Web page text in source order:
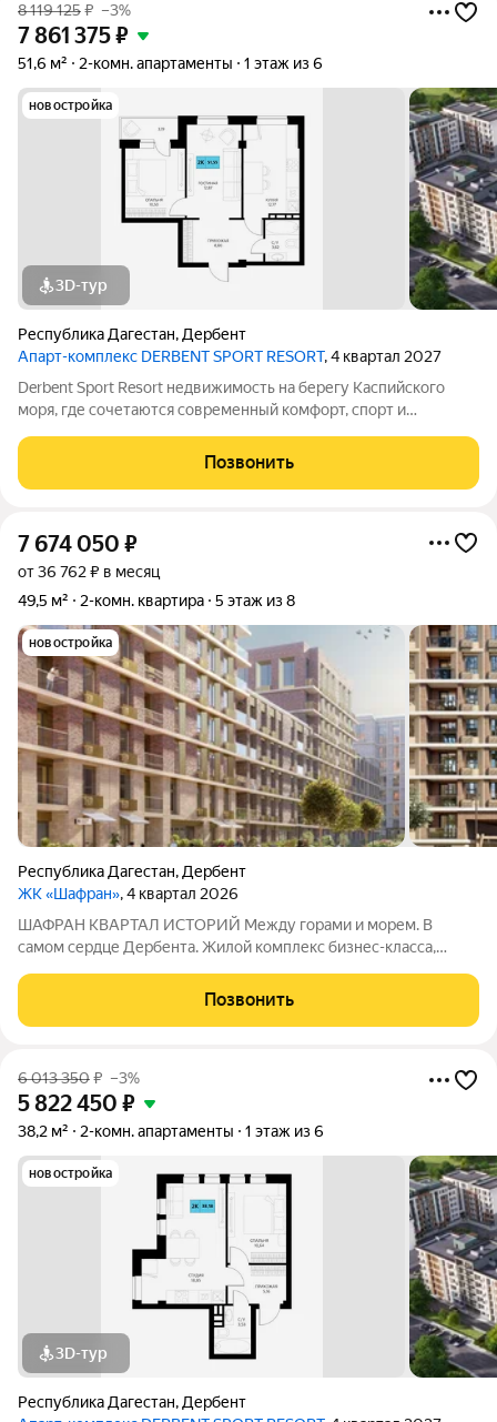
8 119 125₽ –3%
7 861 375₽
51,6 м² 2-комн. апартаменты 1 этаж из 6
новостройка
3D-тур
Республика Дагестан, Дербент
Апарт-комплекс DERBENT SPORT RESORT, 4 квартал 2027
Derbent Sport Resort недвижимость на берегу Каспийского
моря, где сочетаются современный комфорт, спорт и
учитывают все потребности современных
Позвонить
7 674 050 ₽
от 36 762 ₽ в месяц
49,5 м²
2-комн. квартира 5 этаж из 8
новостройка
Республика Дагестан, Дербент
ЖК «Шафран», 4 квартал 2026
ШАФРАН КВАРТАЛ ИСТОРИЙ Между горами и морем. В
самом сердце Дербента. Жилой комплекс бизнес-класса,
атмосферу древнего города. Расположен в историческом
Позвонить
6 013 350₽ –3%
5 822 450 ₽
38,2 м² 2-комн. апартаменты 1 этаж из 6
новостройка
3D-тур
Республика Дагестан, Дербент